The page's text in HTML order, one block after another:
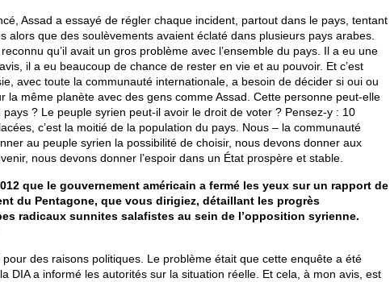
Assad a essayé de régler chaque incident, partout dans le pays, tentant
alors que des soulèvements avaient éclaté dans plusieurs pays arabes.
qu’il avait un gros problème avec l’ensemble du pays. Il a eu une
il a eu beaucoup de chance de rester en vie et au pouvoir. Et c’est
avec toute la communauté internationale, a besoin de décider si oui ou
la même planète avec des gens comme Assad. Cette personne peut-elle
pays ? Le peuple syrien peut-il avoir le droit de voter ? Pensez-y : 10
c’est la moitié de la population du pays. Nous – la communauté
au peuple syrien la possibilité de choisir, nous devons donner aux
nous devons donner l’espoir dans un État prospère et stable.
que le gouvernement américain a fermé les yeux sur un rapport de
du Pentagone, que vous dirigiez, détaillant les progrès
radicaux sunnites salafistes au sein de l’opposition syrienne.
pour des raisons politiques. Le problème était que cette enquête a été
DIA a informé les autorités sur la situation réelle. Et cela, à mon avis, est